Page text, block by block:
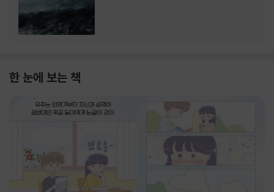
한 눈에 보는 책